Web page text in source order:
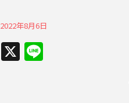
2022年8月6日
F X